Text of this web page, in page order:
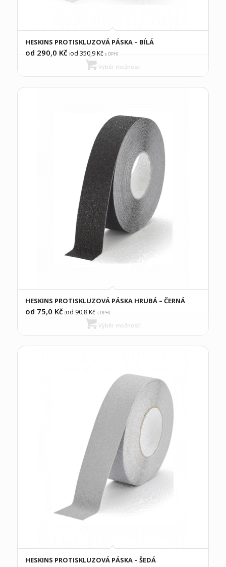
HESKINS PROTISKLUZOVÁ PÁSKA – BÍLÁ
od 290,0 Kč (od 350,9Kčs DPH)
Výběr možností
HESKINS PROTISKLUZOVÁ PÁSKA HRUBÁ – ČERNÁ
od 75,0 Kč (od 90,8Kčs DPH)
Výběr možností
HESKINS PROTISKLUZOVÁ PÁSKA – ŠEDÁ